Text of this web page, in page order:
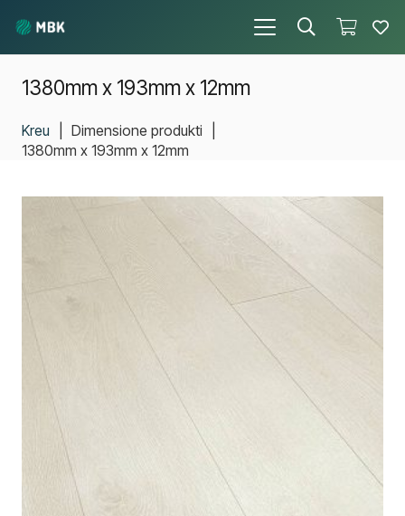
1380mm x 193mm x 12mm
Kreu Dimensione produkti
1380mm x 193mm x 12mm